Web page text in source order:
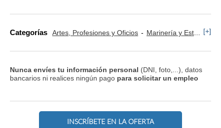
Categorías Artes, Profesiones y Oficios Marinería y Estibación [+]
Nunca envíes tu información personal (DNI, foto,...), datos
bancarios ni realices ningún pago para solicitar un empleo
INSCRÍBETE EN LA OFERTA